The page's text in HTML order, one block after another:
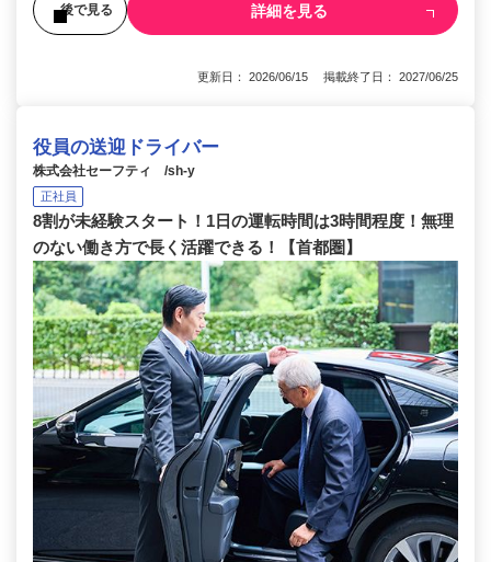
後で見る 詳細を見る
更新日： 2026/06/15 掲載終了日： 2027/06/25
役員の送迎ドライバー
株式会社セーフティ /sh-y
正社員
8割が未経験スタート！1日の運転時間は3時間程度！無理
のない働き方で長く活躍できる！【首都圏】